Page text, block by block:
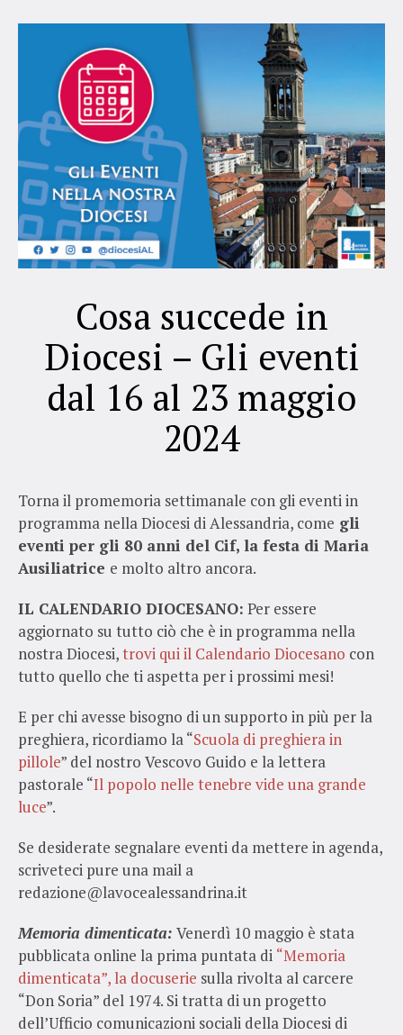
Cosa succede in
Diocesi – Gli eventi
dal 16 al 23 maggio
2024
Torna il promemoria settimanale con gli eventi in
programma nella Diocesi di Alessandria, come gli
eventi per gli 80 anni del Cif, la festa di Maria
Ausiliatrice e molto altro ancora.
IL CALENDARIO DIOCESANO: Per essere
aggiornato su tutto ciò che è in programma nella
nostra Diocesi,trovi qui il Calendario Diocesano con
tutto quello che ti aspetta per i prossimi mesi!
E per chi avesse bisogno di un supporto in più per la
preghiera, ricordiamo la “Scuola di preghiera in
pillole” del nostro Vescovo Guido e la lettera
pastorale “Il popolo nelle tenebre vide una grande
luce”.
Se desiderate segnalare eventi da mettere in agenda,
scriveteci pure una mail a
redazione@lavocealessandrina.it
Memoria dimenticata: Venerdì 10 maggio è stata
pubblicata online la prima puntata di “Memoria
dimenticata”, la docuserie sulla rivolta al carcere
“Don Soria” del 1974. Si tratta di un progetto
dell’Ufficio comunicazioni sociali della Diocesi di